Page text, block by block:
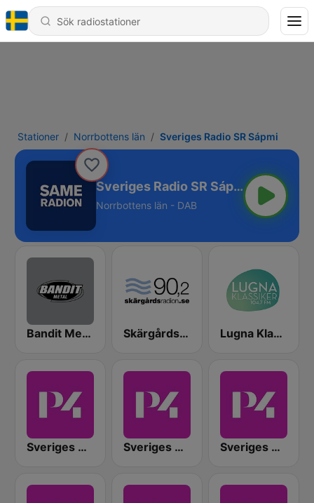
Stationer Norrbottens län Sveriges Radio SR Sápmi
Sveriges Radio SR Sápmi
Norrbottens län - DAB
Bandit Metal Skärgårdsradion Lugna Klassiker
Sveriges Radio P4 Uppland Sveriges Radio P4 Kronoberg Sveriges Radio P4 Jönköping